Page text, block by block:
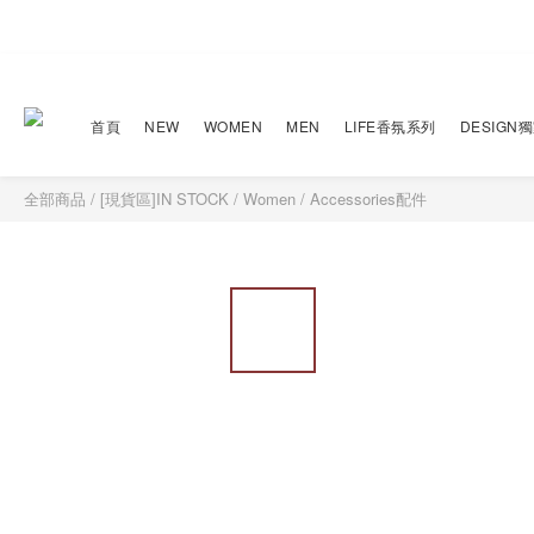
首頁 NEW WOMEN MEN LIFE香氛系列 DESIGN
全部商品 / [現貨區]IN STOCK / Women / Accessories配件